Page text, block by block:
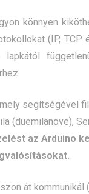
könnyen
(IP, TCP
segítségével
(duemilanove),
az Arduino
át